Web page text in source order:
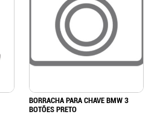
BORRACHA PARA CHAVE BMW 3
BOTÕES PRETO